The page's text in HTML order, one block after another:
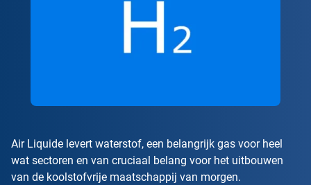
Air Liquide levert waterstof, een belangrijk gas voor heel
wat sectoren en van cruciaal belang voor het uitbouwen
van de koolstofvrije maatschappij van morgen.